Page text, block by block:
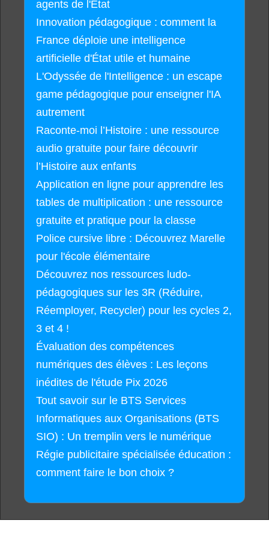
agents de l'État
Innovation pédagogique : comment la
France déploie une intelligence
artificielle d'État utile et humaine
L'Odyssée de l'Intelligence : un escape
game pédagogique pour enseigner l'IA
autrement
Raconte-moi l’Histoire : une ressource
audio gratuite pour faire découvrir
l’Histoire aux enfants
Application en ligne pour apprendre les
tables de multiplication : une ressource
gratuite et pratique pour la classe
Police cursive libre : Découvrez Marelle
pour l'école élémentaire
Découvrez nos ressources ludo-
pédagogiques sur les 3R (Réduire,
Réemployer, Recycler) pour les cycles 2,
3 et 4 !
Évaluation des compétences
numériques des élèves : Les leçons
inédites de l'étude Pix 2026
Tout savoir sur le BTS Services
Informatiques aux Organisations (BTS
SIO) : Un tremplin vers le numérique
Régie publicitaire spécialisée éducation :
comment faire le bon choix ?